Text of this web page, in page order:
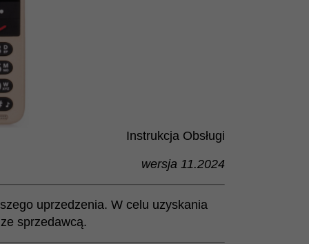
Instrukcja Obsługi
wersja 11.2024
uprzedzenia. W celu uzyskania
sprzedawcą.